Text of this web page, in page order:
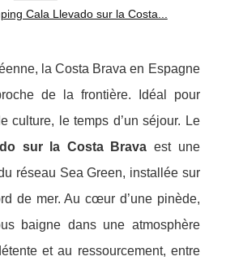
Cala Llevado sur la Costa...
la Costa Brava en Espagne
de la frontière. Idéal pour
culture, le temps d’un séjour. Le
sur la Costa Brava est une
réseau Sea Green, installée sur
de mer. Au cœur d’une pinède,
baigne dans une atmosphère
et au ressourcement, entre